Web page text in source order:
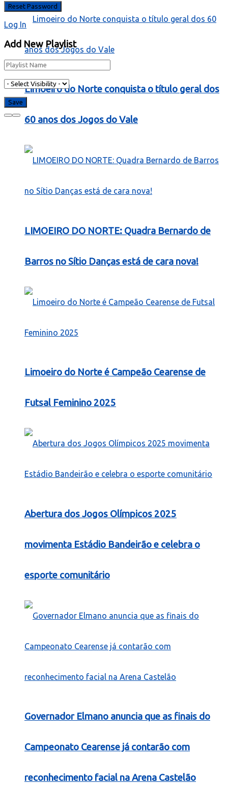
Limoeiro do Norte conquista o título geral dos
60 anos dos Jogos do Vale
LIMOEIRO DO NORTE: Quadra Bernardo de
Barros no Sítio Danças está de cara nova!
Limoeiro do Norte é Campeão Cearense de
Futsal Feminino 2025
Abertura dos Jogos Olímpicos 2025
movimenta Estádio Bandeirão e celebra o
esporte comunitário
Governador Elmano anuncia que as finais do
Campeonato Cearense já contarão com
reconhecimento facial na Arena Castelão
Log In
Add New Playlist